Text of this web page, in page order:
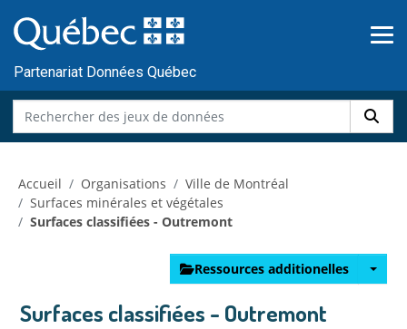
au
contenu
Partenariat Données Québec
Accueil Organisations
Ville de Montréal
Surfaces minérales et végétales
Surfaces classifiées - Outremont
Ressources additionelles
Surfaces classifiées - Outremont